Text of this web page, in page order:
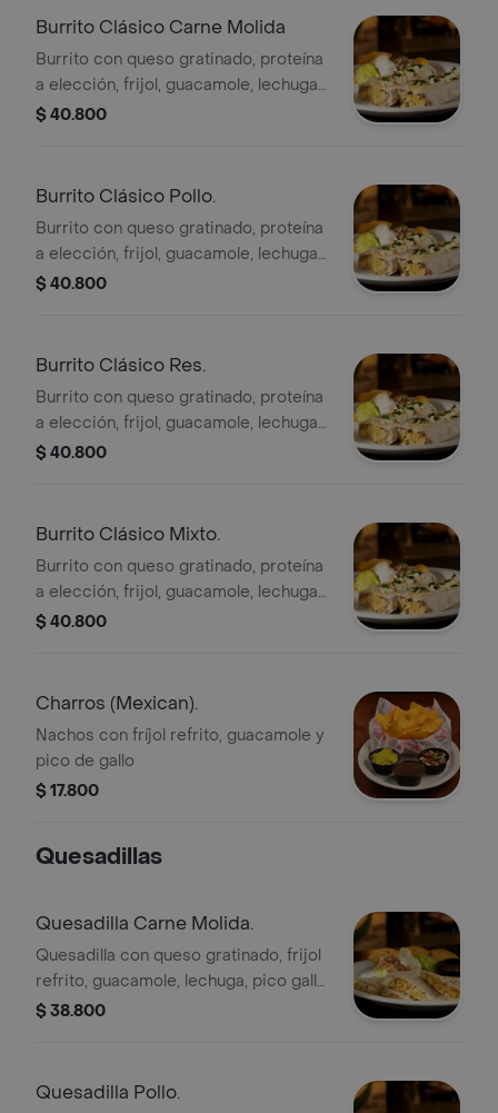
Burrito Clásico Carne Molida
Burrito con queso gratinado, proteína
a elección, frijol, guacamole, lechuga,
pico gallo y sour cream.
$ 40.800
Burrito Clásico Pollo.
Burrito con queso gratinado, proteína
a elección, frijol, guacamole, lechuga,
pico gallo y sour cream.
$ 40.800
Burrito Clásico Res.
Burrito con queso gratinado, proteína
a elección, frijol, guacamole, lechuga,
pico gallo y sour cream.
$ 40.800
Burrito Clásico Mixto.
Burrito con queso gratinado, proteína
a elección, frijol, guacamole, lechuga,
pico gallo y sour cream.
$ 40.800
Charros (Mexican).
Nachos con fríjol refrito, guacamole y
pico de gallo
$ 17.800
Quesadillas
Quesadilla Carne Molida.
Quesadilla con queso gratinado, frijol
refrito, guacamole, lechuga, pico gallo
y sour cream.
$ 38.800
Quesadilla Pollo.